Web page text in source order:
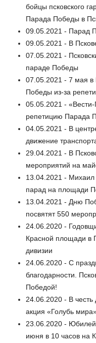
бойцы псковского
Парада Победы в
09.05.2021 - Парад
09.05.2021 - В
07.05.2021 -
параде Победы
07.05.2021 - 7 мая в
Победы из-за
05.05.2021 -
репетицию Парада
04.05.2021 - В
движение
29.04.2021 - В
мероприятий на
13.04.2021 - Михаил
парад на площади
13.04.2021 - Дню
посвятят 550
24.06.2020 -
Красной площади в
дивизии
24.06.2020 - С
благодарности.
Победой!
24.06.2020 - В
акция «Голубь
23.06.2020 -
июня в 10 часов на